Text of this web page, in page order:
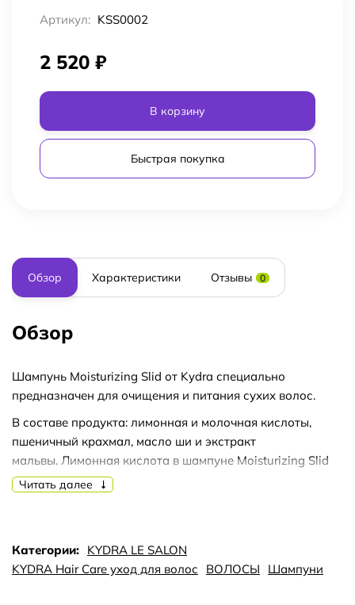
Артикул: KSS0002
2 520 ₽
В корзину
Быстрая покупка
Обзор Характеристики Отзывы 0
Обзор
Шампунь Moisturizing Slid от Kydra специально
предназначен для очищения и питания сухих волос.
В составе продукта: лимонная и молочная кислоты,
пшеничный крахмал, масло ши и экстракт
мальвы. Лимонная кислота в шампуне Moisturizing Slid
увлажняет волосы и сохраняет их цвет. Пшеничный
После использования шампуня Kydra Moisturizing Slid,
Читать далее
Категории: KYDRA LE SALON
KYDRA Hair Care уход для волос
ВОЛОСЫ Шампуни